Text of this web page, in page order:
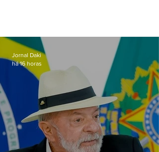
Jornal Daki
há 16 horas